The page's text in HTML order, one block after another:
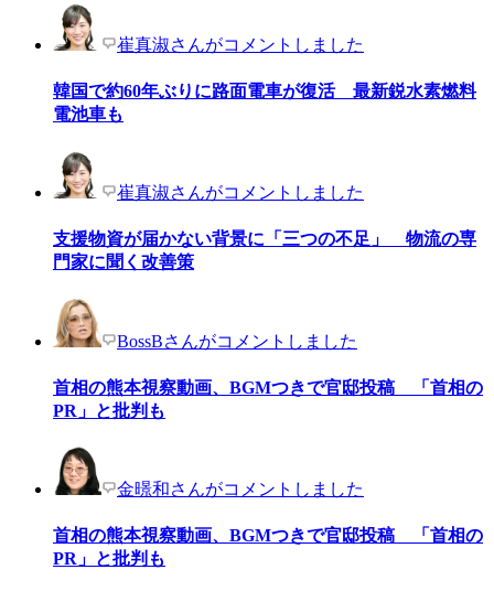
崔真淑さんがコメントしました
韓国で約60年ぶりに路面電車が復活 最新鋭水素燃料
電池車も
崔真淑さんがコメントしました
支援物資が届かない背景に「三つの不足」 物流の専
門家に聞く改善策
BossBさんがコメントしました
首相の熊本視察動画、BGMつきで官邸投稿 「首相の
PR」と批判も
金暻和さんがコメントしました
首相の熊本視察動画、BGMつきで官邸投稿 「首相の
PR」と批判も